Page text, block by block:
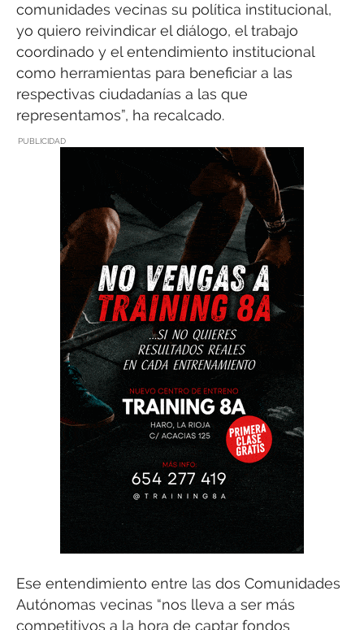
comunidades vecinas su política institucional,
yo quiero reivindicar el diálogo, el trabajo
coordinado y el entendimiento institucional
como herramientas para beneficiar a las
respectivas ciudadanías a las que
representamos”, ha recalcado.
PUBLICIDAD
Ese entendimiento entre las dos Comunidades
Autónomas vecinas “nos lleva a ser más
competitivos a la hora de captar fondos